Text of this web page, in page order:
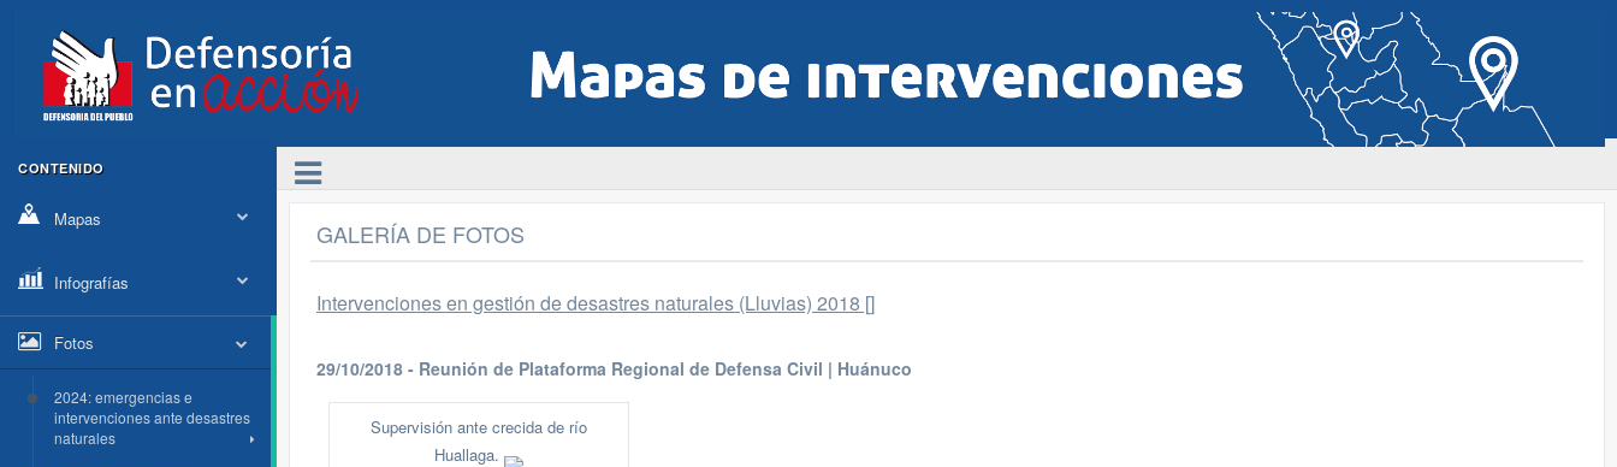
CONTENIDO
Mapas
Infografías
Fotos
2024: emergencias e
intervenciones ante desastres
naturales
GALERÍA DE FOTOS
Intervenciones en gestión de desastres naturales (Lluvias) 2018 []
29/10/2018 - Reunión de Plataforma Regional de Defensa Civil | Huánuco
Supervisión ante crecida de río
Huallaga.